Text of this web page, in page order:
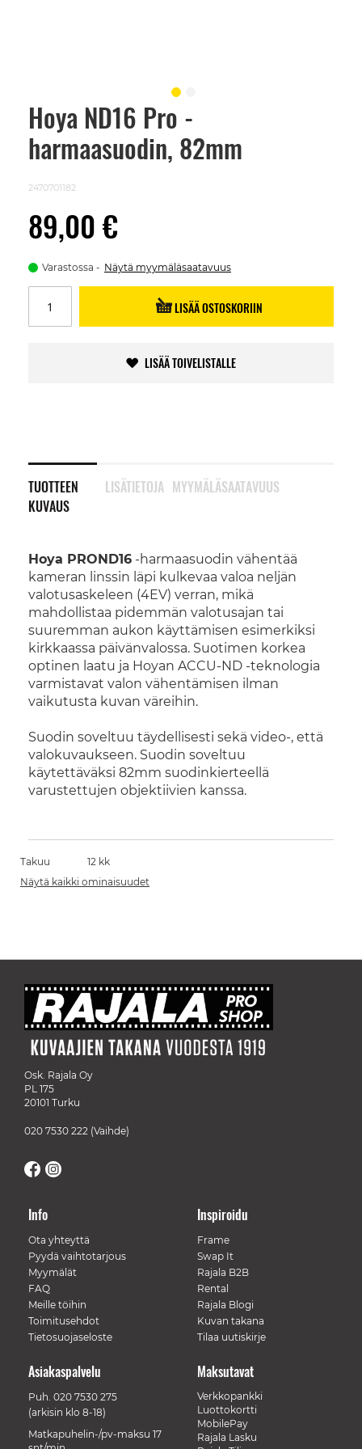
Hoya ND16 Pro -
harmaasuodin, 82mm
2470701182
89,00 €
Varastossa Näytä myymäläsaatavuus
LISÄÄ OSTOSKORIIN
LISÄÄ TOIVELISTALLE
TUOTTEEN
KUVAUS
Hoya PROND16 -harmaasuodin vähentää
kameran linssin läpi kulkevaa valoa neljän
valotusaskeleen (4EV) verran, mikä
mahdollistaa pidemmän valotusajan tai
suuremman aukon käyttämisen esimerkiksi
kirkkaassa päivänvalossa. Suotimen korkea
optinen laatu ja Hoyan ACCU-ND -teknologia
varmistavat valon vähentämisen ilman
vaikutusta kuvan väreihin.
Suodin soveltuu täydellisesti sekä video-, että
valokuvaukseen. Suodin soveltuu
käytettäväksi 82mm suodinkierteellä
varustettujen objektiivien kanssa.
LISÄTIETOJA MYYMÄLÄSAATAVUUS
Skip
beginning
images
Takuu
12 kk
Näytä kaikki ominaisuudet
Osk. Rajala Oy
PL 175
20101 Turku
020 7530 222 (Vaihde)
Info
Ota yhteyttä
Pyydä vaihtotarjous
Myymälät
FAQ
Meille töihin
Toimitusehdot
Tietosuojaseloste
Inspiroidu
Frame
Swap It
Rajala B2B
Rental
Rajala Blogi
Kuvan takana
Tilaa uutiskirje
Maksutavat
Verkkopankki
Luottokortti
MobilePay
Rajala Lasku
Asiakaspalvelu
Puh. 020 7530 275
(arkisin klo 8-18)
Matkapuhelin-/pv-maksu 17